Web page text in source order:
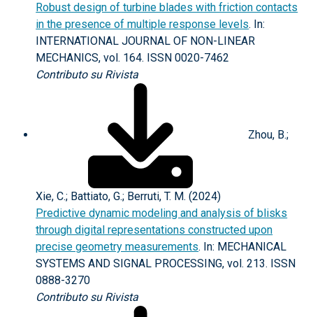
Robust design of turbine blades with friction contacts
in the presence of multiple response levels. In:
INTERNATIONAL JOURNAL OF NON-LINEAR
MECHANICS, vol. 164. ISSN 0020-7462
Contributo su Rivista
Zhou, B.;
Xie, C.; Battiato, G.; Berruti, T. M. (2024)
Predictive dynamic modeling and analysis of blisks
through digital representations constructed upon
precise geometry measurements. In: MECHANICAL
SYSTEMS AND SIGNAL PROCESSING, vol. 213. ISSN
0888-3270
Contributo su Rivista